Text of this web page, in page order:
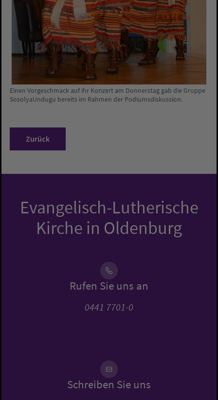
Einen Vorgeschmack auf ihr Konzert am Donnerstag gab die Gruppe
SosolyaUndugu bereits im Rahmen der Podiumsdiskussion.
Zurück
Evangelisch-Lutherische
Kirche in Oldenburg
Rufen Sie uns an
0441 7701-0
Schreiben Sie uns